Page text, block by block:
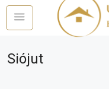
Siójut